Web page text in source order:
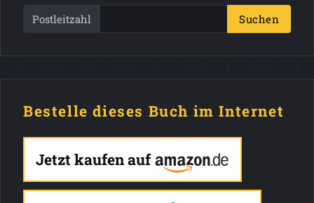
Postleitzahl Suchen
Bestelle dieses Buch im Internet
Jetzt kaufen auf